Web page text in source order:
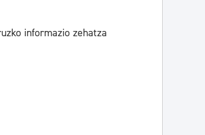
informazio zehatza